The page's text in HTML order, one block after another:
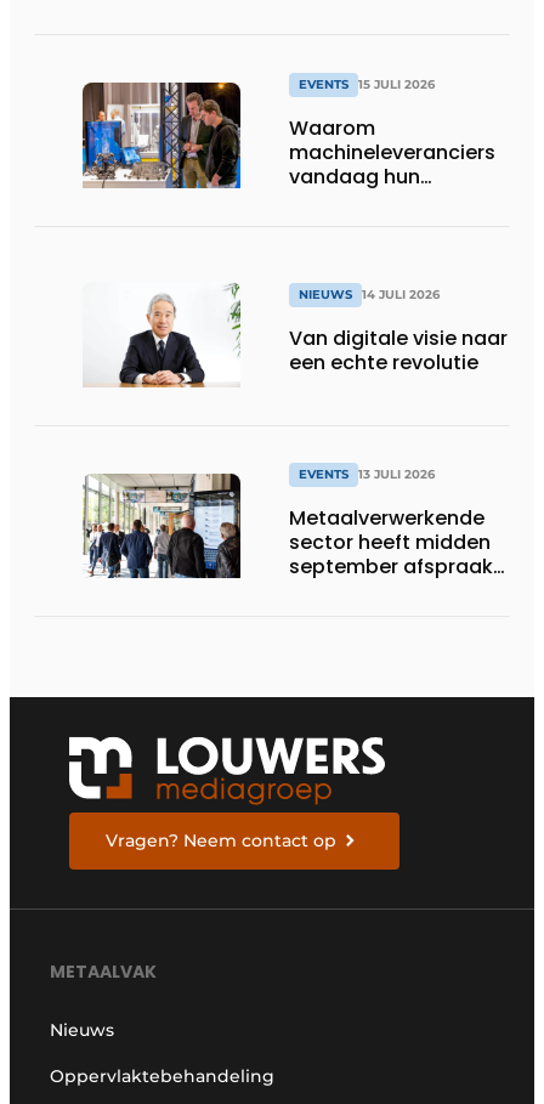
EVENTS 15 JULI 2026
Waarom
machineleveranciers
vandaag hun
NIEUWS 14 JULI 2026
Van digitale visie naar
een echte revolutie
EVENTS 13 JULI 2026
Metaalverwerkende
sector heeft midden
september afspraak
Vragen? Neem contact op
METAALVAK
Nieuws
Oppervlaktebehandeling